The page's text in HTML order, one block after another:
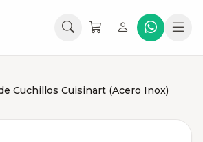
Cuchillos Cuisinart (Acero Inox)